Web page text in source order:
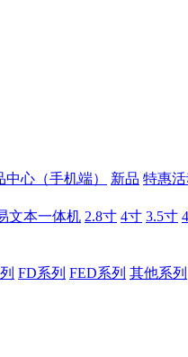
中心（手机端） 新品 特惠
文本一体机 2.8寸 4寸 3.5寸
FD系列 FED系列 其他系列